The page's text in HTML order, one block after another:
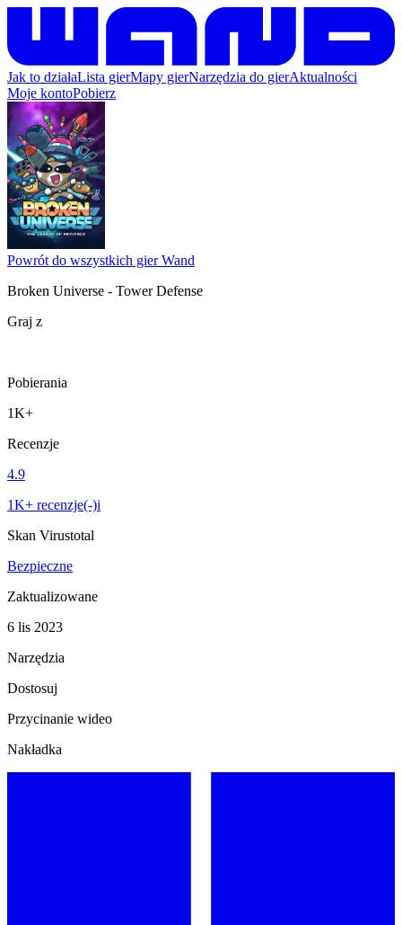
Jak to działaLista gierMapy gierNarzędzia do gierAktualności
Moje kontoPobierz
Powrót do wszystkich gier Wand
Broken Universe - Tower Defense
Graj z
Pobierania
1K+
Recenzje
4.9
1K+ recenzje(-)i
Skan Virustotal
Bezpieczne
Zaktualizowane
6 lis 2023
Narzędzia
Dostosuj
Przycinanie wideo
Nakładka